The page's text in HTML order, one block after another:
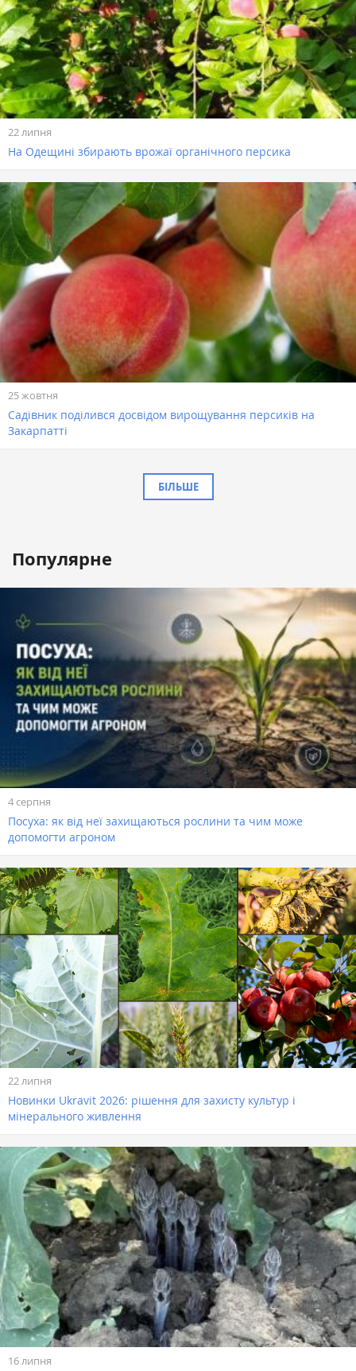
22 липня
На Одещині збирають врожаї органічного персика
25 жовтня
Садівник поділився досвідом вирощування персиків на
Закарпатті
БІЛЬШЕ
Популярне
4 серпня
Посуха: як від неї захищаються рослини та чим може
допомогти агроном
22 липня
Новинки Ukravit 2026: рішення для захисту культур і
мінерального живлення
16 липня